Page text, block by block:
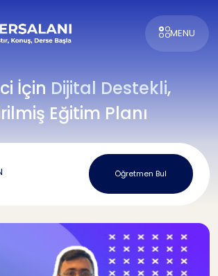
MENU
İçin Dijital Destekli,
Eğitim Planı
Öğretmen Bul